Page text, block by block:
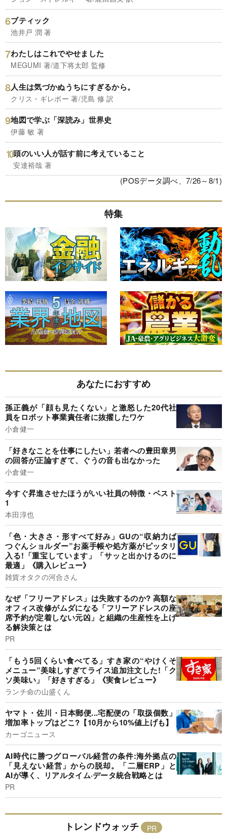
ブティック
池井戸 潤 著
わたしはこれでやせました
MEGUMI 著/道下将太郎 監修
人生は気づかぬうちにすぎるから。
クリス・ギレボー 著/児島 修 訳
地図で学ぶ「深読み」世界史
伊藤 敏 著
頭のいい人が話す前に考えていること
安達裕哉 著
(POSデータ調べ、7/26～8/1)
特集
あなたにおすすめ
孫正義が「顔も見たくない」と激怒した20代社
員をロボット事業責任者に抜擢したワケ
小倉健一
「好きなことを仕事にしたい」若者への豊田章男
の回答が正論すぎて、ぐうの音も出なかった
小倉健一
今すぐ昇進させたほうがいい社員の特徴・ベスト
1
本田淳也
「色・大きさ・形すべて好み」GUの“収納力ば
つぐんショルダー”お薬手帳や処方薬がピッタリ
入る!「重宝しています」「サッと出かけるのに
最適」《購入レビュー》
雑貨オタクの河合さん
なぜ「フリーアドレス」は失敗するのか? 高額な
オフィス改修がムダになる「フリーアドレスの座
席予約が定着しない元凶」と組織の生産性を上げ
る解決策とは
PR
「もう5回くらい食べてる」すき家の“やけくそ
メニュー”美味しすぎてライス追加注文した!「ク
ソ美味い」「好きすぎる」《実食レビュー》
ランチ命の山盛くん
ヤマト・佐川・日本郵便...宅配便の「取扱個数」
増加率トップはどこ?【10月から10%値上げも】
カーゴニュース
AI時代に勝つグローバル経営の条件:海外拠点の
「見えない経営」からの脱却。「二層ERP」と
AIが導く、リアルタイム·データ統合戦略とは
PR
トレンドウォッチ